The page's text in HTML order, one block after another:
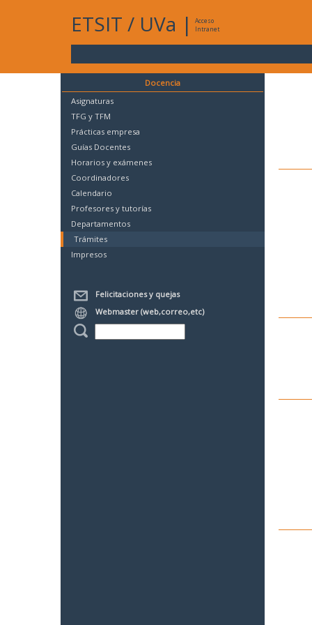
ETSIT / UVa |
Acceso
Intranet
Docencia
Asignaturas
TFG y TFM
Prácticas empresa
Guías Docentes
Horarios y exámenes
Coordinadores
Calendario
Profesores y tutorías
Departamentos
Trámites
Impresos
Felicitaciones y quejas
Webmaster (web,correo,etc)